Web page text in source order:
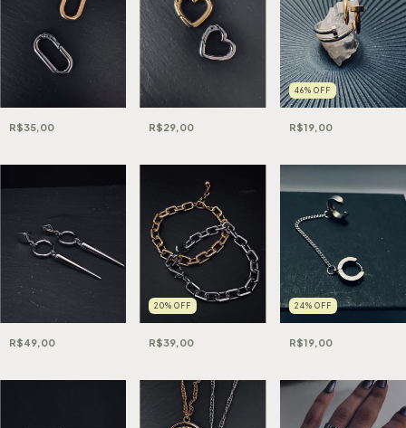
R$35,00 R$29,00
46% OFF
R$19,00
R$49,00
20%OFF
R$39,00
24% OFF
R$19,00